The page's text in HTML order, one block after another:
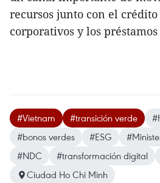
recursos junto con el
corporativos y los
#Vietnam #transición verde
#bonos verdes
#ESG
#NDC
#transformación digital
Ciudad Ho Chi Minh